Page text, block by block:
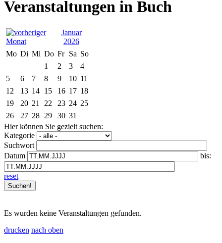
Veranstaltungen in Buch
Januar
2026
Mo Di Mi Do Fr Sa So
1
2 3
4
5
6 7 8 9 10 11
12
13 14 15 16 17 18
19
20 21 22 23 24 25
26
27 28 29 30 31
Hier können Sie gezielt suchen:
Kategorie
Suchwort
Datum
bis:
reset
Es wurden keine Veranstaltungen gefunden.
drucken nach oben